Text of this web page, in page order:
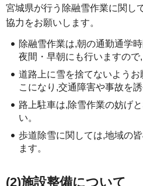
宮城県が行う除融雪作業に関し
協力をお願いします。
除融雪作業は,朝の通勤通学
夜間・早朝にも行いますので
道路上に雪を捨てないよう
こになり,交通障害や事故を
路上駐車は,除雪作業の妨げ
い。
歩道除雪に関しては,地域の
ます。
(2)施設整備について